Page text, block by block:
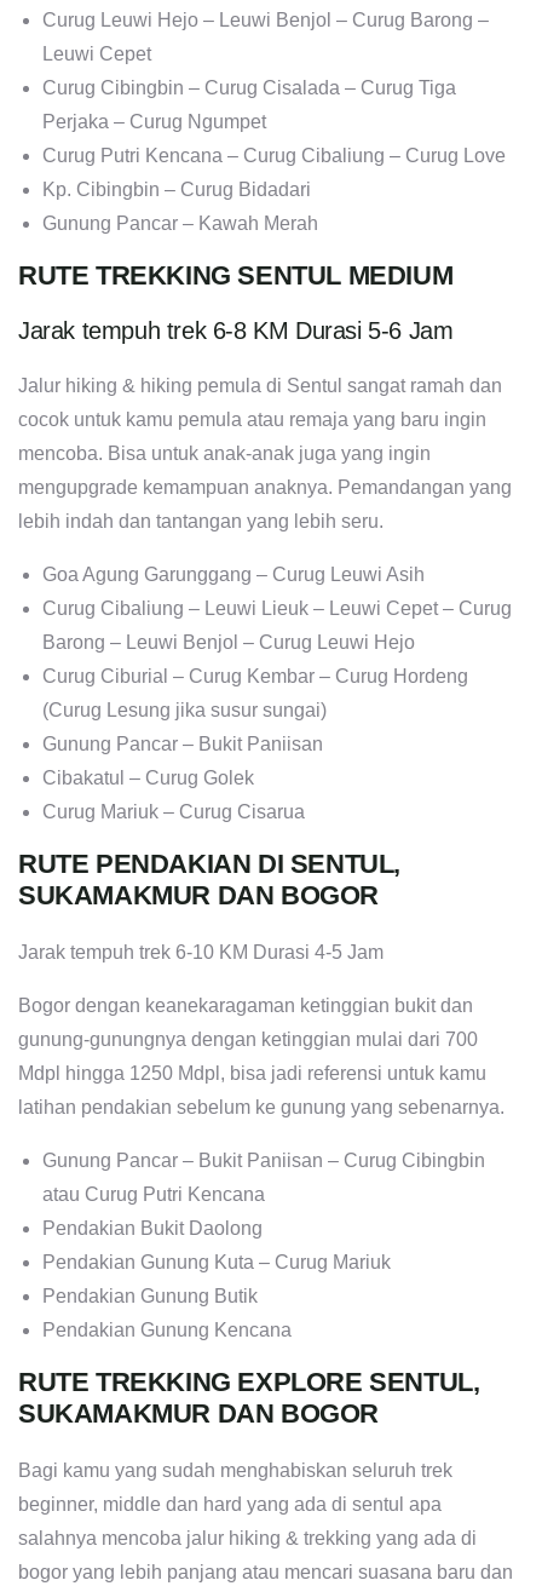
Curug Leuwi Hejo – Leuwi Benjol – Curug Barong –
Leuwi Cepet
Curug Cibingbin – Curug Cisalada – Curug Tiga
Perjaka – Curug Ngumpet
Curug Putri Kencana – Curug Cibaliung – Curug Love
Kp. Cibingbin – Curug Bidadari
Gunung Pancar – Kawah Merah
RUTE TREKKING SENTUL MEDIUM
Jarak tempuh trek 6-8 KM Durasi 5-6 Jam
Jalur hiking & hiking pemula di Sentul sangat ramah dan
cocok untuk kamu pemula atau remaja yang baru ingin
mencoba. Bisa untuk anak-anak juga yang ingin
mengupgrade kemampuan anaknya. Pemandangan yang
lebih indah dan tantangan yang lebih seru.
Goa Agung Garunggang – Curug Leuwi Asih
Curug Cibaliung – Leuwi Lieuk – Leuwi Cepet – Curug
Barong – Leuwi Benjol – Curug Leuwi Hejo
Curug Ciburial – Curug Kembar – Curug Hordeng
(Curug Lesung jika susur sungai)
Gunung Pancar – Bukit Paniisan
Cibakatul – Curug Golek
Curug Mariuk – Curug Cisarua
RUTE PENDAKIAN DI SENTUL,
SUKAMAKMUR DAN BOGOR
Jarak tempuh trek 6-10 KM Durasi 4-5 Jam
Bogor dengan keanekaragaman ketinggian bukit dan
gunung-gunungnya dengan ketinggian mulai dari 700
Mdpl hingga 1250 Mdpl, bisa jadi referensi untuk kamu
latihan pendakian sebelum ke gunung yang sebenarnya.
Gunung Pancar – Bukit Paniisan – Curug Cibingbin
atau Curug Putri Kencana
Pendakian Bukit Daolong
Pendakian Gunung Kuta – Curug Mariuk
Pendakian Gunung Butik
Pendakian Gunung Kencana
RUTE TREKKING EXPLORE SENTUL,
SUKAMAKMUR DAN BOGOR
Bagi kamu yang sudah menghabiskan seluruh trek
beginner, middle dan hard yang ada di sentul apa
salahnya mencoba jalur hiking & trekking yang ada di
bogor yang lebih panjang atau mencari suasana baru dan